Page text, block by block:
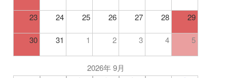
23 24 25 26 27 28 29
30 31 1 2 3 4 5
2026年 9月